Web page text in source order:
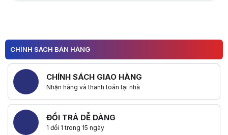
Hữu ích (0)
CHÍNH SÁCH BÁN HÀNG
CHÍNH SÁCH GIAO HÀNG
Nhận hàng và thanh toán tại nhà
ĐỔI TRẢ DỄ DÀNG
1 đổi 1 trong 15 ngày